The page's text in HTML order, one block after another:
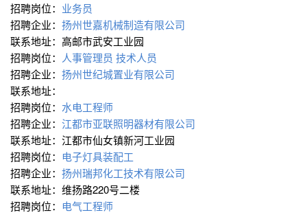
招聘岗位： 业务员
招聘企业： 扬州世嘉机械制造有限公司
联系地址：高邮市武安工业园
招聘岗位： 人事管理员 技术人员
招聘企业： 扬州世纪城置业有限公司
联系地址：
招聘岗位： 水电工程师
招聘企业： 江都市亚联照明器材有限公司
联系地址：江都市仙女镇新河工业园
招聘岗位： 电子灯具装配工
招聘企业： 扬州瑞邦化工技术有限公司
联系地址：维扬路220号二楼
招聘岗位： 电气工程师